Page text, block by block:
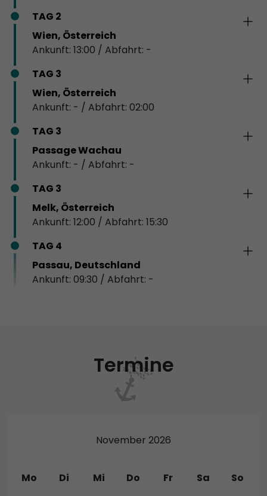
TAG 2
Wien, Österreich
Ankunft: 13:00 / Abfahrt: -
TAG 3
Wien, Österreich
Ankunft: - / Abfahrt: 02:00
TAG 3
Passage Wachau
Ankunft: - / Abfahrt: -
TAG 3
Melk, Österreich
Ankunft: 12:00 / Abfahrt: 15:30
TAG 4
Passau, Deutschland
Ankunft: 09:30 / Abfahrt: -
Termine
November 2026
Mo Di Mi Do Fr Sa
So